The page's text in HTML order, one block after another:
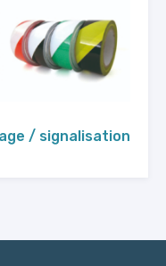
/ signalisation